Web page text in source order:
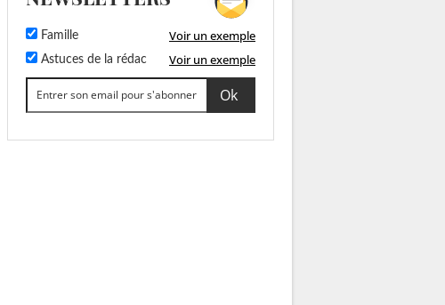
Famille Voir un exemple
Astuces de la rédac Voir un exemple